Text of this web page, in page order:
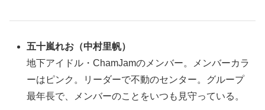
五十嵐れお （中村里帆）
地下アイドル・ChamJamのメンバー。メンバーカラ
ーはピンク。リーダーで不動のセンター。グループ
最年長で、メンバーのことをいつも見守っている。